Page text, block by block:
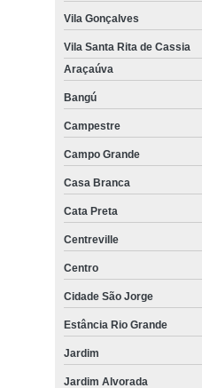
Vila Gonçalves
Vila Santa Rita de Cassia
Araçaúva
Bangú
Campestre
Campo Grande
Casa Branca
Cata Preta
Centreville
Centro
Cidade São Jorge
Estância Rio Grande
Jardim
Jardim Alvorada